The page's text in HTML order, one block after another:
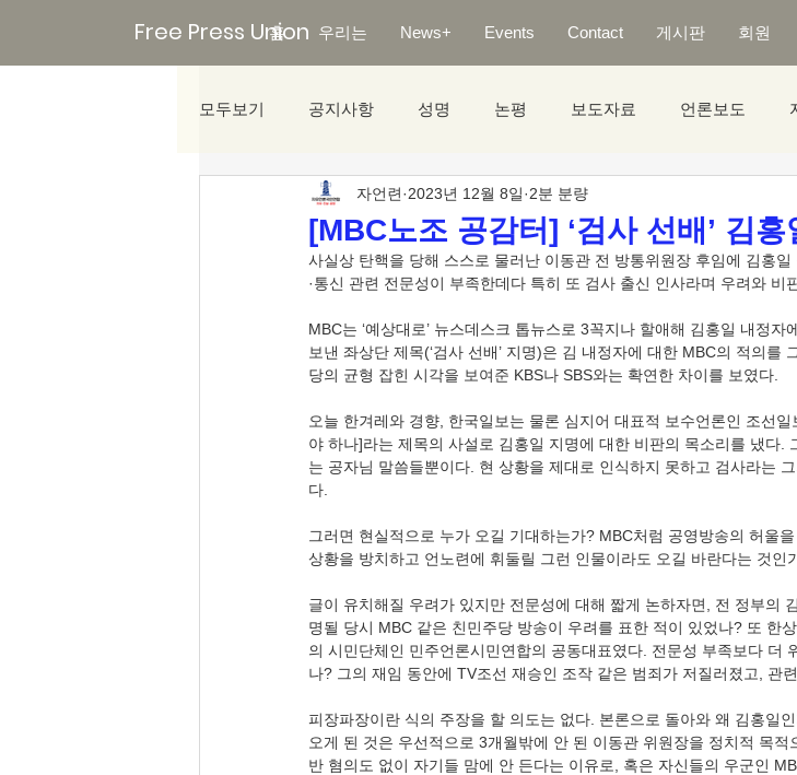
Free Press Union
홈 우리는 News+ Events Contact 게시판 회원
모두보기 공지사항 성명 논평 보도자료 언론보도
미디어리포트
[MBC노조 공감터] ‘검사 선배’ 김
자언련 2023년 12월 8일 2분 분량
사실상 탄핵을 당해 스스로 물러난 이동관 전 방통위원장 후임에 김홍
·통신 관련 전문성이 부족한데다 특히 또 검사 출신 인사라며 우려와 비
MBC는 ‘예상대로’ 뉴스데스크 톱뉴스로 3꼭지나 할애해 김홍일 내정
보낸 좌상단 제목(‘검사 선배’ 지명)은 김 내정자에 대한 MBC의 적의를
당의 균형 잡힌 시각을 보여준 KBS나 SBS와는 확연한 차이를 보였다.
오늘 한겨레와 경향, 한국일보는 물론 심지어 대표적 보수언론인 조선
야 하나]라는 제목의 사설로 김홍일 지명에 대한 비판의 목소리를 냈다.
는 공자님 말씀들뿐이다. 현 상황을 제대로 인식하지 못하고 검사라는
다.
그러면 현실적으로 누가 오길 기대하는가? MBC처럼 공영방송의 허울
상황을 방치하고 언노련에 휘둘릴 그런 인물이라도 오길 바란다는 것인
글이 유치해질 우려가 있지만 전문성에 대해 짧게 논하자면, 전 정부의
명될 당시 MBC 같은 친민주당 방송이 우려를 표한 적이 있었나? 또 한
의 시민단체인 민주언론시민연합의 공동대표였다. 전문성 부족보다 더
나? 그의 재임 동안에 TV조선 재승인 조작 같은 범죄가 저질러졌고, 관
피장파장이란 식의 주장을 할 의도는 없다. 본론으로 돌아와 왜 김홍일
오게 된 것은 우선적으로 3개월밖에 안 된 이동관 위원장을 정치적 목
반 혐의도 없이 자기들 맘에 안 든다는 이유로, 혹은 자신들의 우군인